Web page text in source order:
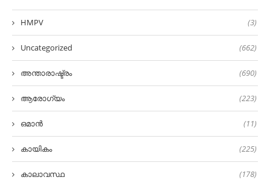
HMPV (3)
Uncategorized (662)
അന്താരാഷ്ട്രം (690)
ആരോഗ്യം (223)
ഒമാൻ (11)
കായികം (225)
കാലാവസ്ഥ (178)